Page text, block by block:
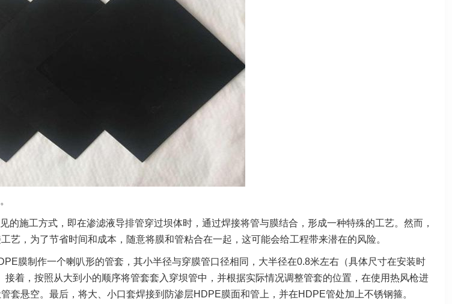
的施工方式，即在渗滤液导排管穿过坝体时，通过焊接将管与膜结合，形成一种特殊的工艺。然而，
艺，为了节省时间和成本，随意将膜和管粘合在一起，这可能会给工程带来潜在的风险。
膜制作一个喇叭形的管套，其小半径与穿膜管口径相同，大半径在0.8米左右（具体尺寸在安装时
接着，按照从大到小的顺序将管套套入穿坝管中，并根据实际情况调整管套的位置，在使用热风枪进
套悬空。最后，将大、小口套焊接到防渗层HDPE膜面和管上，并在HDPE管处加上不锈钢箍。